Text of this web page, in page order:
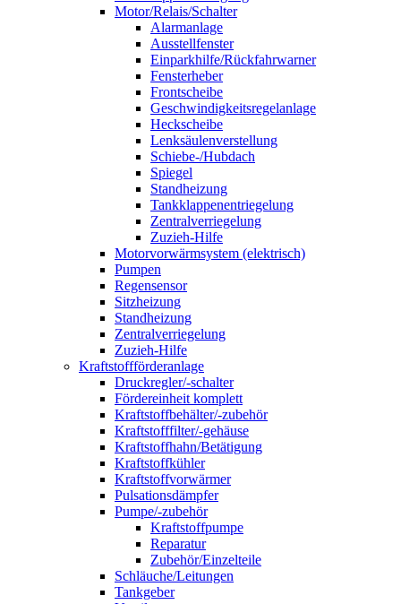
Motor/Relais/Schalter
Alarmanlage
Ausstellfenster
Einparkhilfe/Rückfahrwarner
Fensterheber
Frontscheibe
Geschwindigkeitsregelanlage
Heckscheibe
Lenksäulenverstellung
Schiebe-/Hubdach
Spiegel
Standheizung
Tankklappenentriegelung
Zentralverriegelung
Zuzieh-Hilfe
Motorvorwärmsystem (elektrisch)
Pumpen
Regensensor
Sitzheizung
Standheizung
Zentralverriegelung
Zuzieh-Hilfe
Kraftstoffförderanlage
Druckregler/-schalter
Fördereinheit komplett
Kraftstoffbehälter/-zubehör
Kraftstofffilter/-gehäuse
Kraftstoffhahn/Betätigung
Kraftstoffkühler
Kraftstoffvorwärmer
Pulsationsdämpfer
Pumpe/-zubehör
Kraftstoffpumpe
Reparatur
Zubehör/Einzelteile
Schläuche/Leitungen
Tankgeber